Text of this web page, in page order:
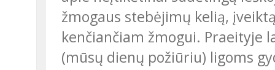
žmogaus stebėjimų kelią,
kenčiančiam žmogui. Praeityje
(mūsų dienų požiūriu) ligoms